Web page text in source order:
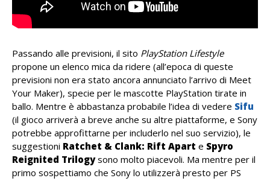
Passando alle previsioni, il sito PlayStation Lifestyle
propone un elenco mica da ridere (all’epoca di queste
previsioni non era stato ancora annunciato l’arrivo di Meet
Your Maker), specie per le mascotte PlayStation tirate in
ballo. Mentre è abbastanza probabile l’idea di vedere Sifu
(il gioco arriverà a breve anche su altre piattaforme, e Sony
potrebbe approfittarne per includerlo nel suo servizio), le
suggestioni Ratchet & Clank: Rift Apart e Spyro
Reignited Trilogysono molto piacevoli. Ma mentre per il
primo sospettiamo che Sony lo utilizzerà presto per PS